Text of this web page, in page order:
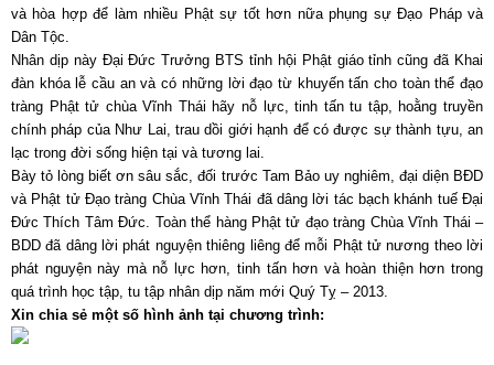
và hòa hợp để làm nhiều Phật sự tốt hơn nữa phụng sự Đạo Pháp và
Dân Tộc.
Nhân dịp này Đại Đức Trưởng BTS tỉnh hội Phật giáo tỉnh cũng đã Khai
đàn khóa lễ cầu an và có những lời đạo từ khuyến tấn cho toàn thể đạo
tràng Phật tử chùa Vĩnh Thái hãy nỗ lực, tinh tấn tu tập, hoằng truyền
chính pháp của Như Lai, trau dồi giới hạnh để có được sự thành tựu, an
lạc trong đời sống hiện tại và tương lai.
Bày tỏ lòng biết ơn sâu sắc, đối trước Tam Bảo uy nghiêm, đại diện BĐD
và Phật tử Đạo tràng Chùa Vĩnh Thái đã dâng lời tác bạch khánh tuế Đại
Đức Thích Tâm Đức. Toàn thể hàng Phật tử đạo tràng Chùa Vĩnh Thái –
BDD đã dâng lời phát nguyện thiêng liêng để mỗi Phật tử nương theo lời
phát nguyện này mà nỗ lực hơn, tinh tấn hơn và hoàn thiện hơn trong
quá trình học tập, tu tập nhân dịp năm mới Quý Tỵ – 2013.
Xin chia sẻ một số hình ảnh tại chương trình: